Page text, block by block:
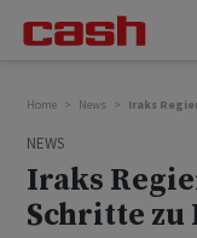
Home News Iraks
NEWS
Iraks
Schritte